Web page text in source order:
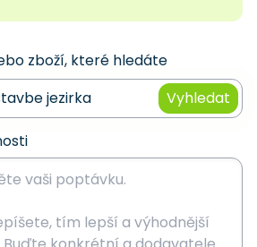
zboží, které hledáte
Vyhledat